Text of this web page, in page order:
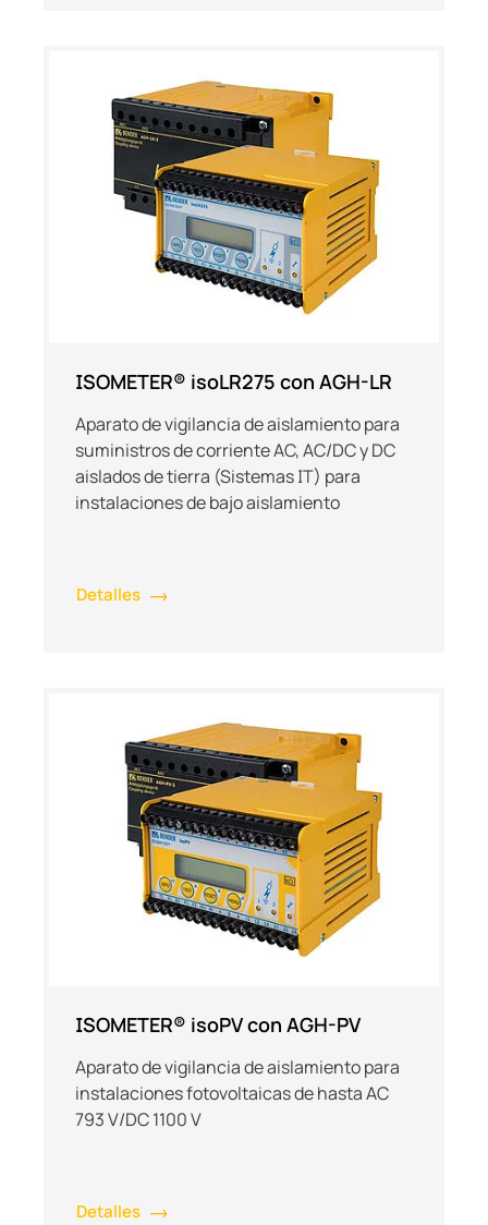
ISOMETER® isoLR275 con AGH-LR
Aparato de vigilancia de aislamiento para
suministros de corriente AC, AC/DC y DC
aislados de tierra (Sistemas IT) para
instalaciones de bajo aislamiento
Detalles
ISOMETER® isoPV con AGH-PV
Aparato de vigilancia de aislamiento para
instalaciones fotovoltaicas de hasta AC
793 V/DC 1100 V
Detalles